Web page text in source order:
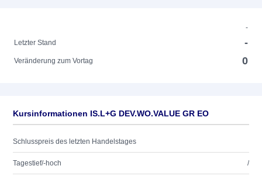
-
Letzter Stand
-
Veränderung zum Vortag 0
Kursinformationen IS.L+G DEV.WO.VALUE GR EO
Schlusspreis des letzten Handelstages
Tagestief/-hoch /